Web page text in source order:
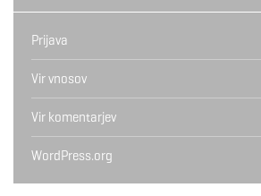
Prijava
Vir vnosov
Vir komentarjev
WordPress.org